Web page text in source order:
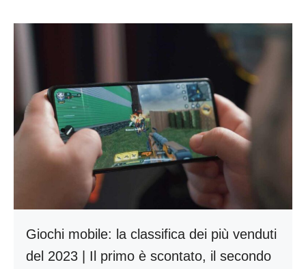
Giochi mobile: la classifica dei più venduti
del 2023 | Il primo è scontato, il secondo